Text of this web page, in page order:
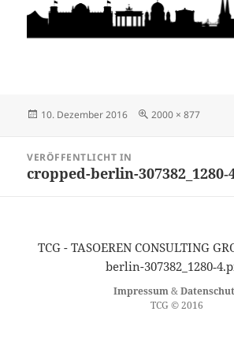
Veröffentlicht
10. Dezember 2016 Originalgröße
2000 × 877
VERÖFFENTLICHT IN
cropped-berlin-
TCG - TASOEREN CONSULTING
berlin-
Impressum&
TCG © 2016